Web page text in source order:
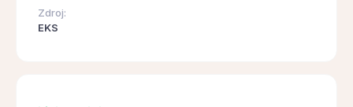
Zdroj:
EKS